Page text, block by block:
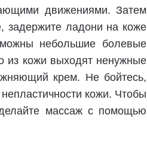
движениями. Затем
задержите ладони на коже
небольшие болевые
из кожи выходят ненужные
крем. Не бойтесь,
кожи. Чтобы
массаж с помощью